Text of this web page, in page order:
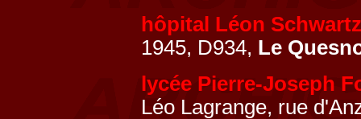
hôpital Léon
1945, D934, Le
lycée Pierre-Joseph
Léo Lagrange, rue